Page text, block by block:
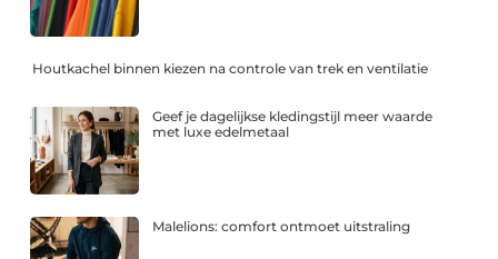
Houtkachel binnen kiezen na controle van trek en ventilatie
Geef je dagelijkse kledingstijl meer waarde
met luxe edelmetaal
Malelions: comfort ontmoet uitstraling